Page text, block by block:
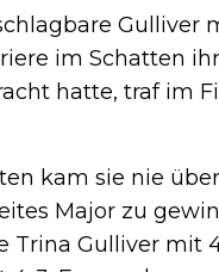
Gulliver
im Schatten
hatte, traf im
kam sie nie
Major zu
Trina Gulliver mit